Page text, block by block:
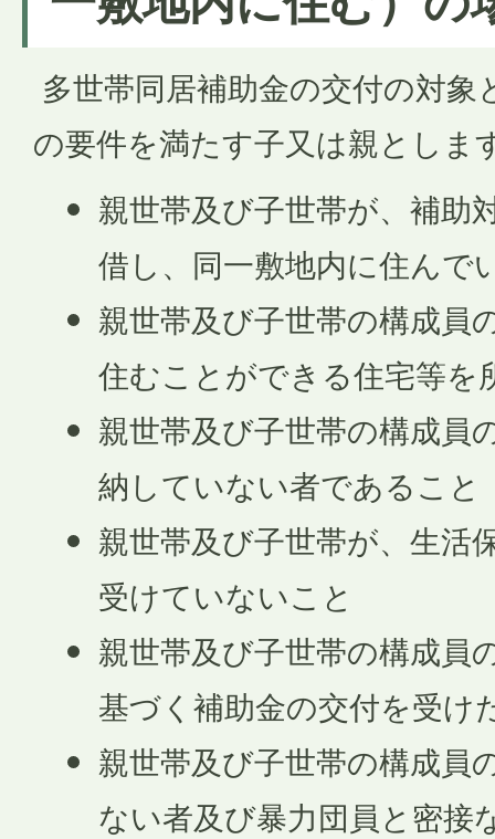
多世帯同居補助金の交付の対
の要件を満たす子又は親としま
親世帯及び子世帯が、補助
借し、同一敷地内に住んで
親世帯及び子世帯の構成員
住むことができる住宅等を
親世帯及び子世帯の構成員
納していない者であること
親世帯及び子世帯が、生活
受けていないこと
親世帯及び子世帯の構成員
基づく補助金の交付を受け
親世帯及び子世帯の構成員
ない者及び暴力団員と密接